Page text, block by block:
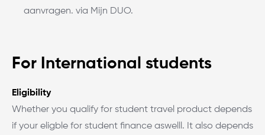
aanvragen. via Mijn DUO.
For International students
Eligibility
Whether you qualify for student travel product depends
if your eligble for student finance aswelll. It also depends